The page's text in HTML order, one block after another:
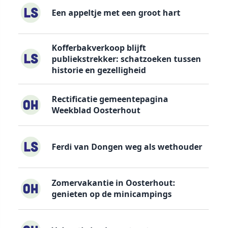
Een appeltje met een groot hart
Kofferbakverkoop blijft
publiekstrekker: schatzoeken tussen
historie en gezelligheid
Rectificatie gemeentepagina
Weekblad Oosterhout
Ferdi van Dongen weg als wethouder
Zomervakantie in Oosterhout:
genieten op de minicampings